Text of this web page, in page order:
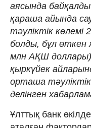
аясында
қараша айында
тәуліктік
болды, бұл
млн АҚШ
қыркүйек
орташа тәуліктік
делінген
Ұлттық банк